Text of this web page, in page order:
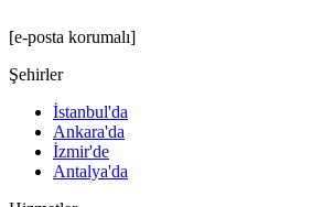
[e-posta korumalı]
Şehirler
İstanbul'da
Ankara'da
İzmir'de
Antalya'da